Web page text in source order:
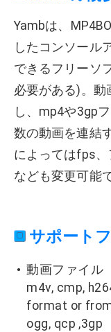
Yambは、
したコンソール
できるフリーソ
必要がある)。動
し、mp4や3gp
数の動画を連結
によってはfps
なども変更可能
サポート
動画ファイル
m4v, cmp,
format or
ogg, qcp ,3gp